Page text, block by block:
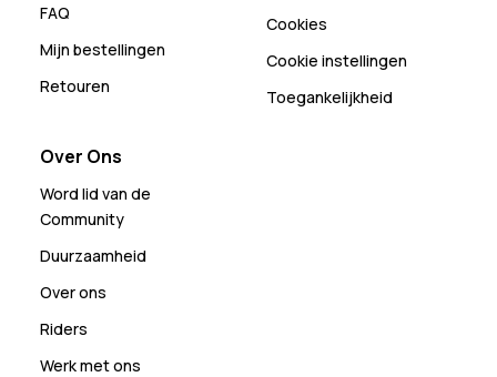
FAQ
Mijn bestellingen
Retouren
Cookies
Cookie instellingen
Toegankelijkheid
Over Ons
Word lid van de
Community
Duurzaamheid
Over ons
Riders
Werk met ons